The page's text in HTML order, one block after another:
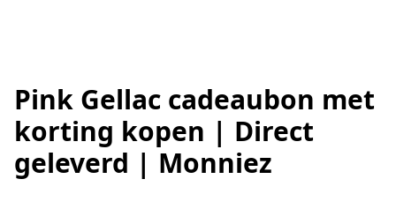
Pink Gellac cadeaubon met
korting kopen | Direct
geleverd | Monniez